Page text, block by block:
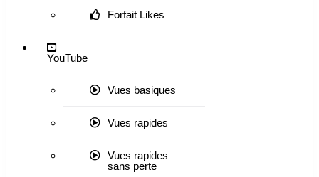
Forfait Likes
YouTube
Vues basiques
Vues rapides
Vues rapides
sans perte